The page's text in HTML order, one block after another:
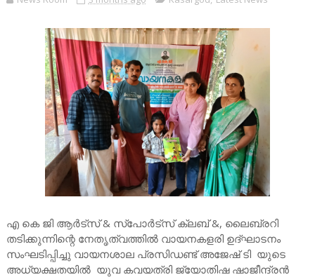
എ കെ ജി ആർട്സ് & സ്പോർട്സ് ക്ലബ് &, ലൈബ്രറി
തടിക്കുന്നിന്റെ നേതൃത്വത്തിൽ വായനകളരി ഉദ്ഘാടനം
സംഘടിപ്പിച്ചു വായനശാല പ്രസിഡണ്ട്‌ അജേഷ് ടി യുടെ
അധ്യക്ഷതയിൽ യുവ കവയത്രി ജ്യോതിഷ ഷാജീന്ദ്രൻ